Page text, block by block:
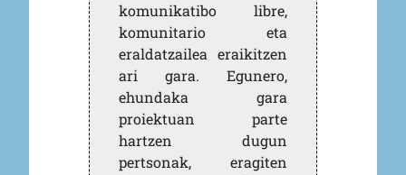
komunikatibo libre,
komunitario eta
eraldatzailea eraikitzen
ari gara. Egunero,
ehundaka gara
proiektuan parte
hartzen dugun
pertsonak, eragiten